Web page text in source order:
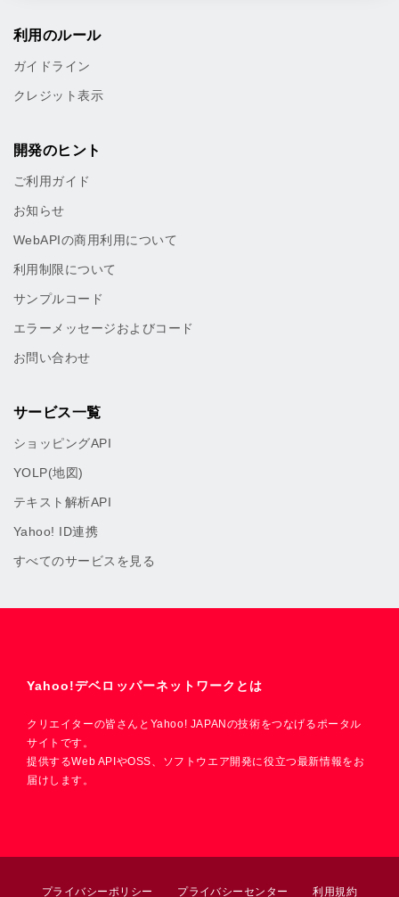
利用のルール
ガイドライン
クレジット表示
開発のヒント
ご利用ガイド
お知らせ
WebAPIの商用利用について
利用制限について
サンプルコード
エラーメッセージおよびコード
お問い合わせ
サービス一覧
ショッピングAPI
YOLP(地図)
テキスト解析API
Yahoo! ID連携
すべてのサービスを見る
Yahoo!デベロッパーネットワークとは
クリエイターの皆さんとYahoo! JAPANの技術をつなげるポータル
サイトです。
提供するWeb APIやOSS、ソフトウエア開発に役立つ最新情報をお
届けします。
プライバシーポリシー プライバシーセンター 利用規約